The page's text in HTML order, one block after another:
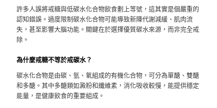
許多人誤將戒糖與低碳水化合物飲食劃上等號，這其實是個嚴重的
認知錯誤。過度限制碳水化合物可能導致新陳代謝減緩、肌肉流
失，甚至影響大腦功能。關鍵在於選擇優質碳水來源，而非完全戒
除。
為什麼戒糖不等於戒碳水？
碳水化合物是由碳、氫、氧組成的有機化合物，可分為單醣、雙醣
和多醣。其中多醣類如澱粉和纖維素，消化吸收較慢，能提供穩定
能量，是健康飲食的重要組成。